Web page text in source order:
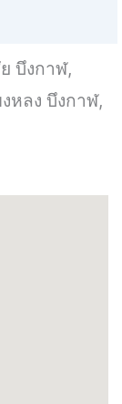
บึงกาฬ,
หลง บึงกาฬ,